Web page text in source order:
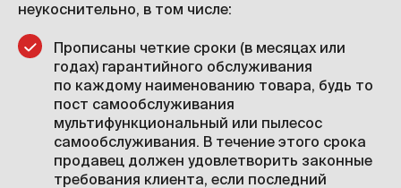
неукоснительно, в том числе:
Прописаны четкие сроки (в месяцах или
годах) гарантийного обслуживания
по каждому наименованию товара, будь то
пост самообслуживания
мультифункциональный или пылесос
самообслуживания. В течение этого срока
продавец должен удовлетворить законные
требования клиента, если последний